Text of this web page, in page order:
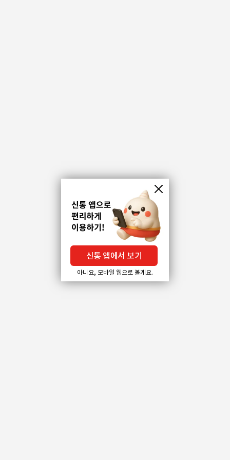
신통 앱에서 보기
아니요, 모바일 웹으로 볼게요.